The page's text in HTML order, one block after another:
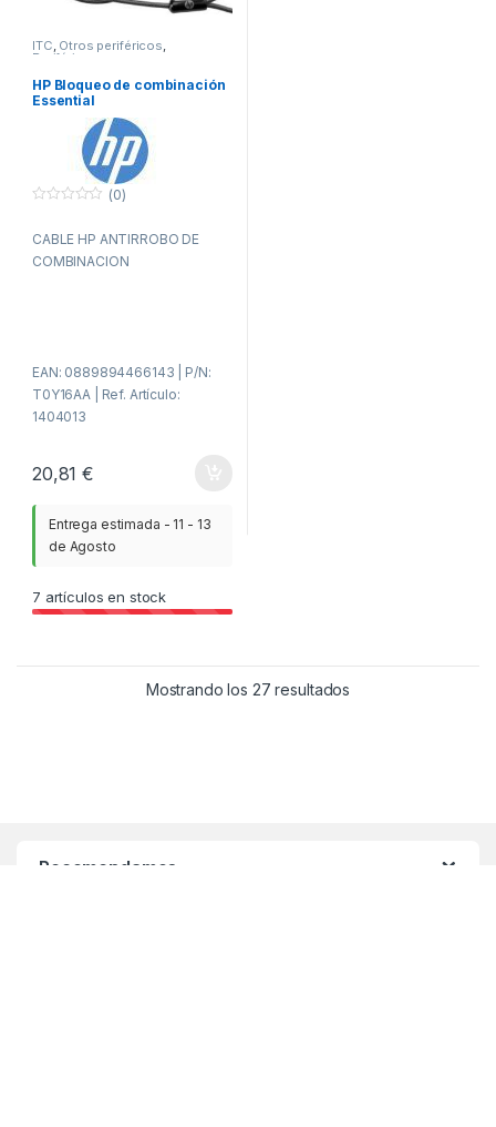
ITC, Otros periféricos,
Periféricos
HP Bloqueo de combinación
Essential
u
r
(0)
CABLE HP ANTIRROBO DE
COMBINACION
EAN: 0889894466143 | P/N:
T0Y16AA | Ref. Artículo:
1404013
20,81€
Entrega estimada - 11 - 13
de Agosto
7 artículos en stock
Mostrando los 27 resultados
Recomendamos